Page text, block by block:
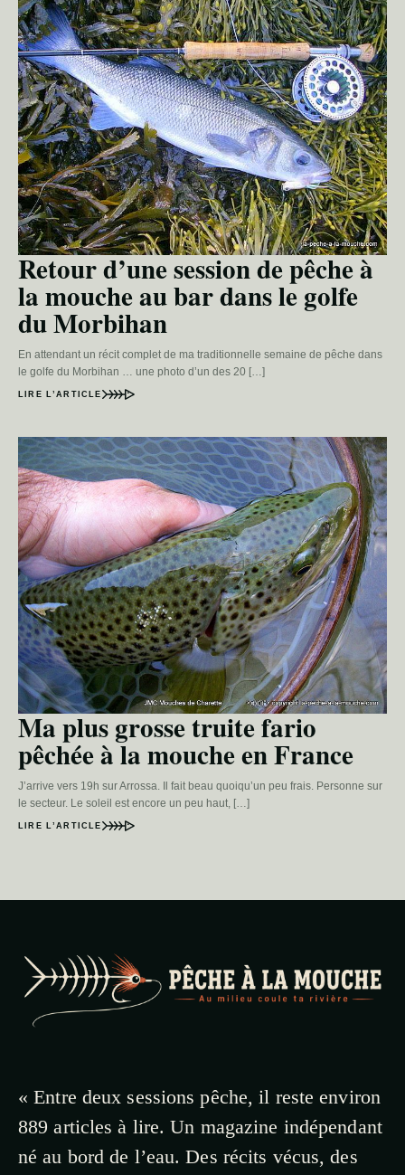
Retour d’une session de pêche à
la mouche au bar dans le golfe
du Morbihan
En attendant un récit complet de ma traditionnelle semaine de pêche dans
le golfe du Morbihan … une photo d’un des 20 […]
LIRE L’ARTICLE
Ma plus grosse truite fario
pêchée à la mouche en France
J’arrive vers 19h sur Arrossa. Il fait beau quoiqu’un peu frais. Personne sur
le secteur. Le soleil est encore un peu haut, […]
LIRE L’ARTICLE
« Entre deux sessions pêche, il reste environ
889 articles à lire. Un magazine indépendant
né au bord de l’eau. Des récits vécus, des